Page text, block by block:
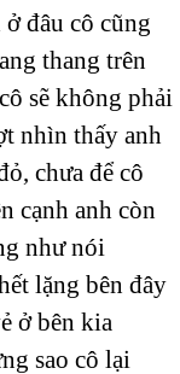
ở đâu cô cũng
thang trên
sẽ không phải
nhìn thấy anh
chưa để cô
cạnh anh còn
như nói
lặng bên đây
ở bên kia
sao cô lại